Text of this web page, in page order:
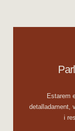
Estarem
detalladament,
i